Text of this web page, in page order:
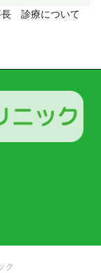
長 診療について
ク